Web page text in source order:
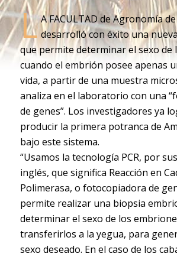
L A FACULTAD de Agronomía
desarrolló con éxito una
que permite determinar el sexo de
cuando el embrión posee apenas
vida, a partir de una muestra
analiza en el laboratorio con una
de genes”. Los investigadores ya
producir la primera potranca de
bajo este sistema.
“Usamos la tecnología PCR, por
inglés, que significa Reacción en
Polimerasa, o fotocopiadora de
permite realizar una biopsia
determinar el sexo de los
transferirlos a la yegua, para
sexo deseado. En el caso de los